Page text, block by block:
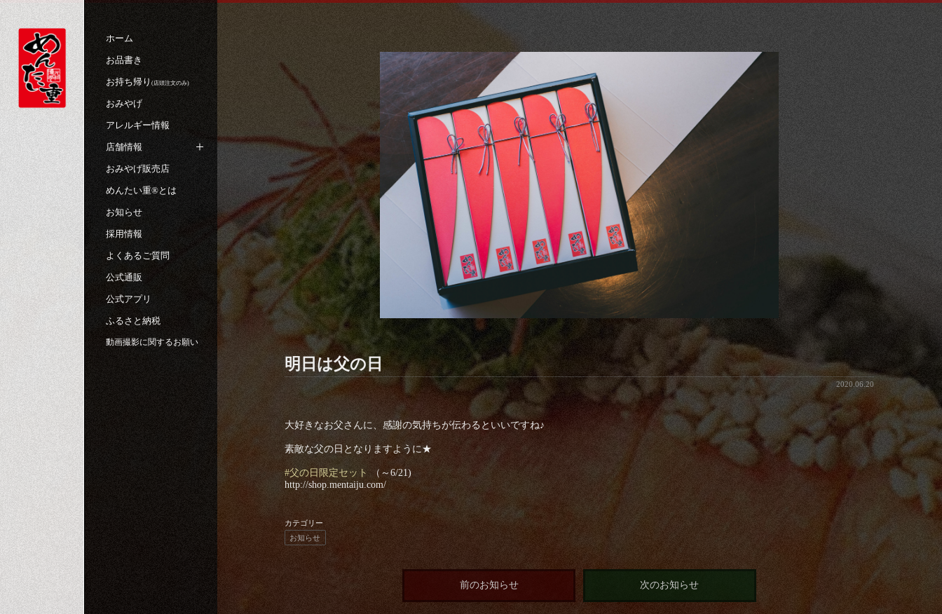
ホーム
お品書き
お持ち帰り (店頭注文のみ)
おみやげ
アレルギー情報
店舗情報
おみやげ販売店
めんたい重®︎とは
お知らせ
採用情報
よくあるご質問
公式通販
公式アプリ
ふるさと納税
動画撮影に関するお願い
明日は父の日
2020.06.20
大好きなお父さんに、感謝の気持ちが伝わるといいですね♪
素敵な父の日となりますように★
#父の日限定セット （～6/21)
http://shop.mentaiju.com/
カテゴリー
お知らせ
前のお知らせ 次のお知らせ